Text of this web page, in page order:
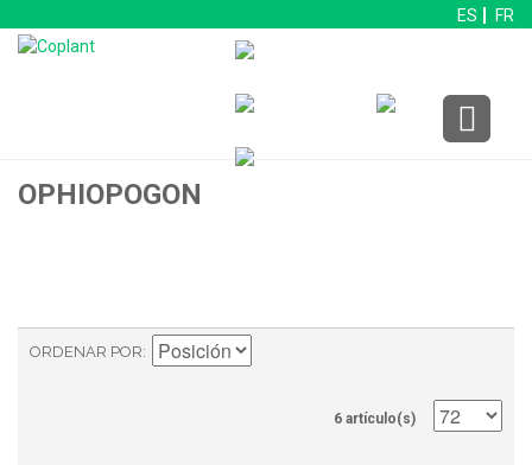
ES FR
OPHIOPOGON
ORDENAR POR
6 artículo(s)